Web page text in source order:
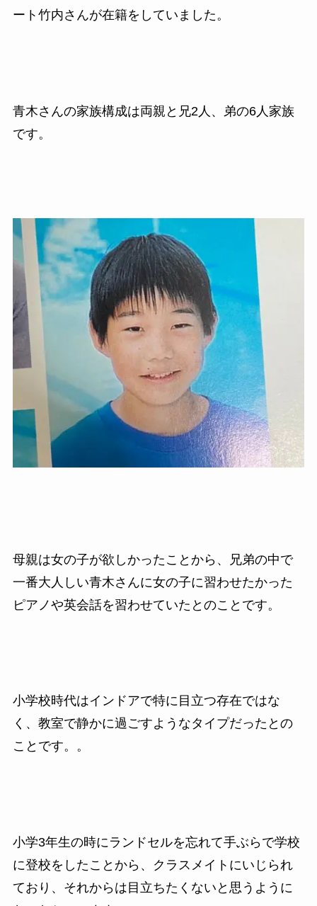
ート竹内さんが在籍をしていました。
青木さんの家族構成は両親と兄2人、弟の6人家族
です。
母親は女の子が欲しかったことから、兄弟の中で
一番大人しい青木さんに女の子に習わせたかった
ピアノや英会話を習わせていたとのことです。
小学校時代はインドアで特に目立つ存在ではな
く、教室で静かに過ごすようなタイプだったとの
ことです。。
小学3年生の時にランドセルを忘れて手ぶらで学校
に登校をしたことから、クラスメイトにいじられ
ており、それからは目立ちたくないと思うように